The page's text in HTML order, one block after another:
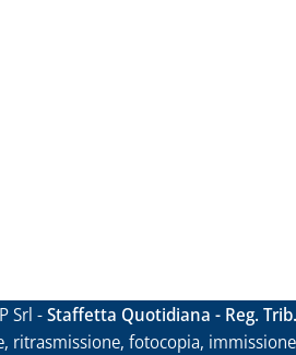
Srl -Staffetta Quotidiana - Reg.
ritrasmissione, fotocopia,